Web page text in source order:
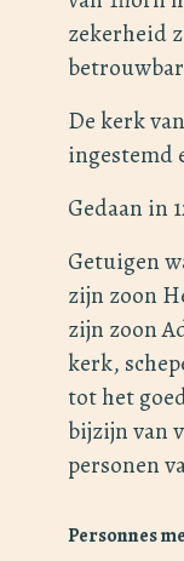
zekerheid
De kerk
ingestemd
Gedaan in
Getuigen
zijn zoon
zijn zoon
kerk,
tot het
bijzijn van
personen
Personnes